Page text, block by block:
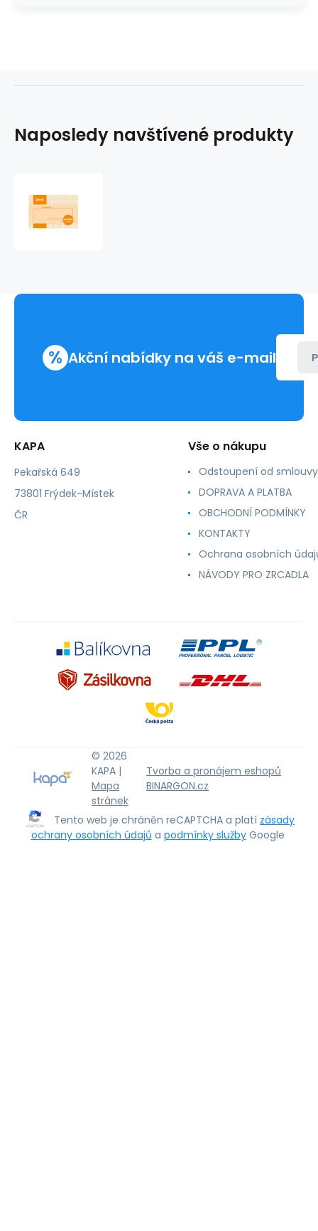
Naposledy navštívené produkty
% Akční nabídky na váš e-mail
KAPA
Pekařská 649
73801 Frýdek-Místek
ČR
Vše o nákupu
Odstoupení od smlouvy
DOPRAVA A PLATBA
OBCHODNÍ PODMÍNKY
KONTAKTY
Ochrana osobních
NÁVODY PRO ZRCADLA
© 2026
KAPA |
Mapa
stránek
Tvorba a pronájem eshopů
BINARGON.cz
Tento web je chráněn reCAPTCHA a platí zásady
ochrany osobních údajů a podmínky služby Google